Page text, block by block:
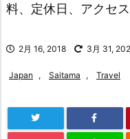
料、定休日、アクセ
2月 16, 2018 3月 31,
Japan , Saitama , Travel